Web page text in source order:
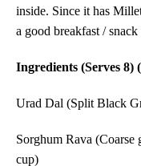
inside. Since it has
a good breakfast /
Ingredients (Serves 8)
Urad Dal (Split Black
Sorghum Rava
cup)